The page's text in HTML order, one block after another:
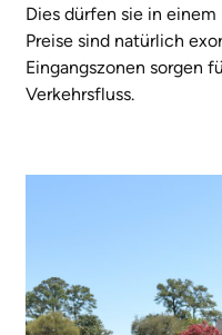
Dies dürfen sie in
Preise sind natürlich
Eingangszonen sorgen
Verkehrsfluss.